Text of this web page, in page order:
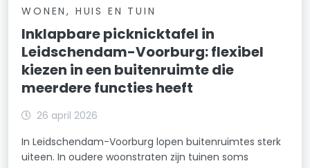
WONEN, HUIS EN TUIN
Inklapbare picknicktafel in
Leidschendam-Voorburg: flexibel
kiezen in een buitenruimte die
meerdere functies heeft
26 april 2026
In Leidschendam-Voorburg lopen buitenruimtes sterk
uiteen. In oudere woonstraten zijn tuinen soms